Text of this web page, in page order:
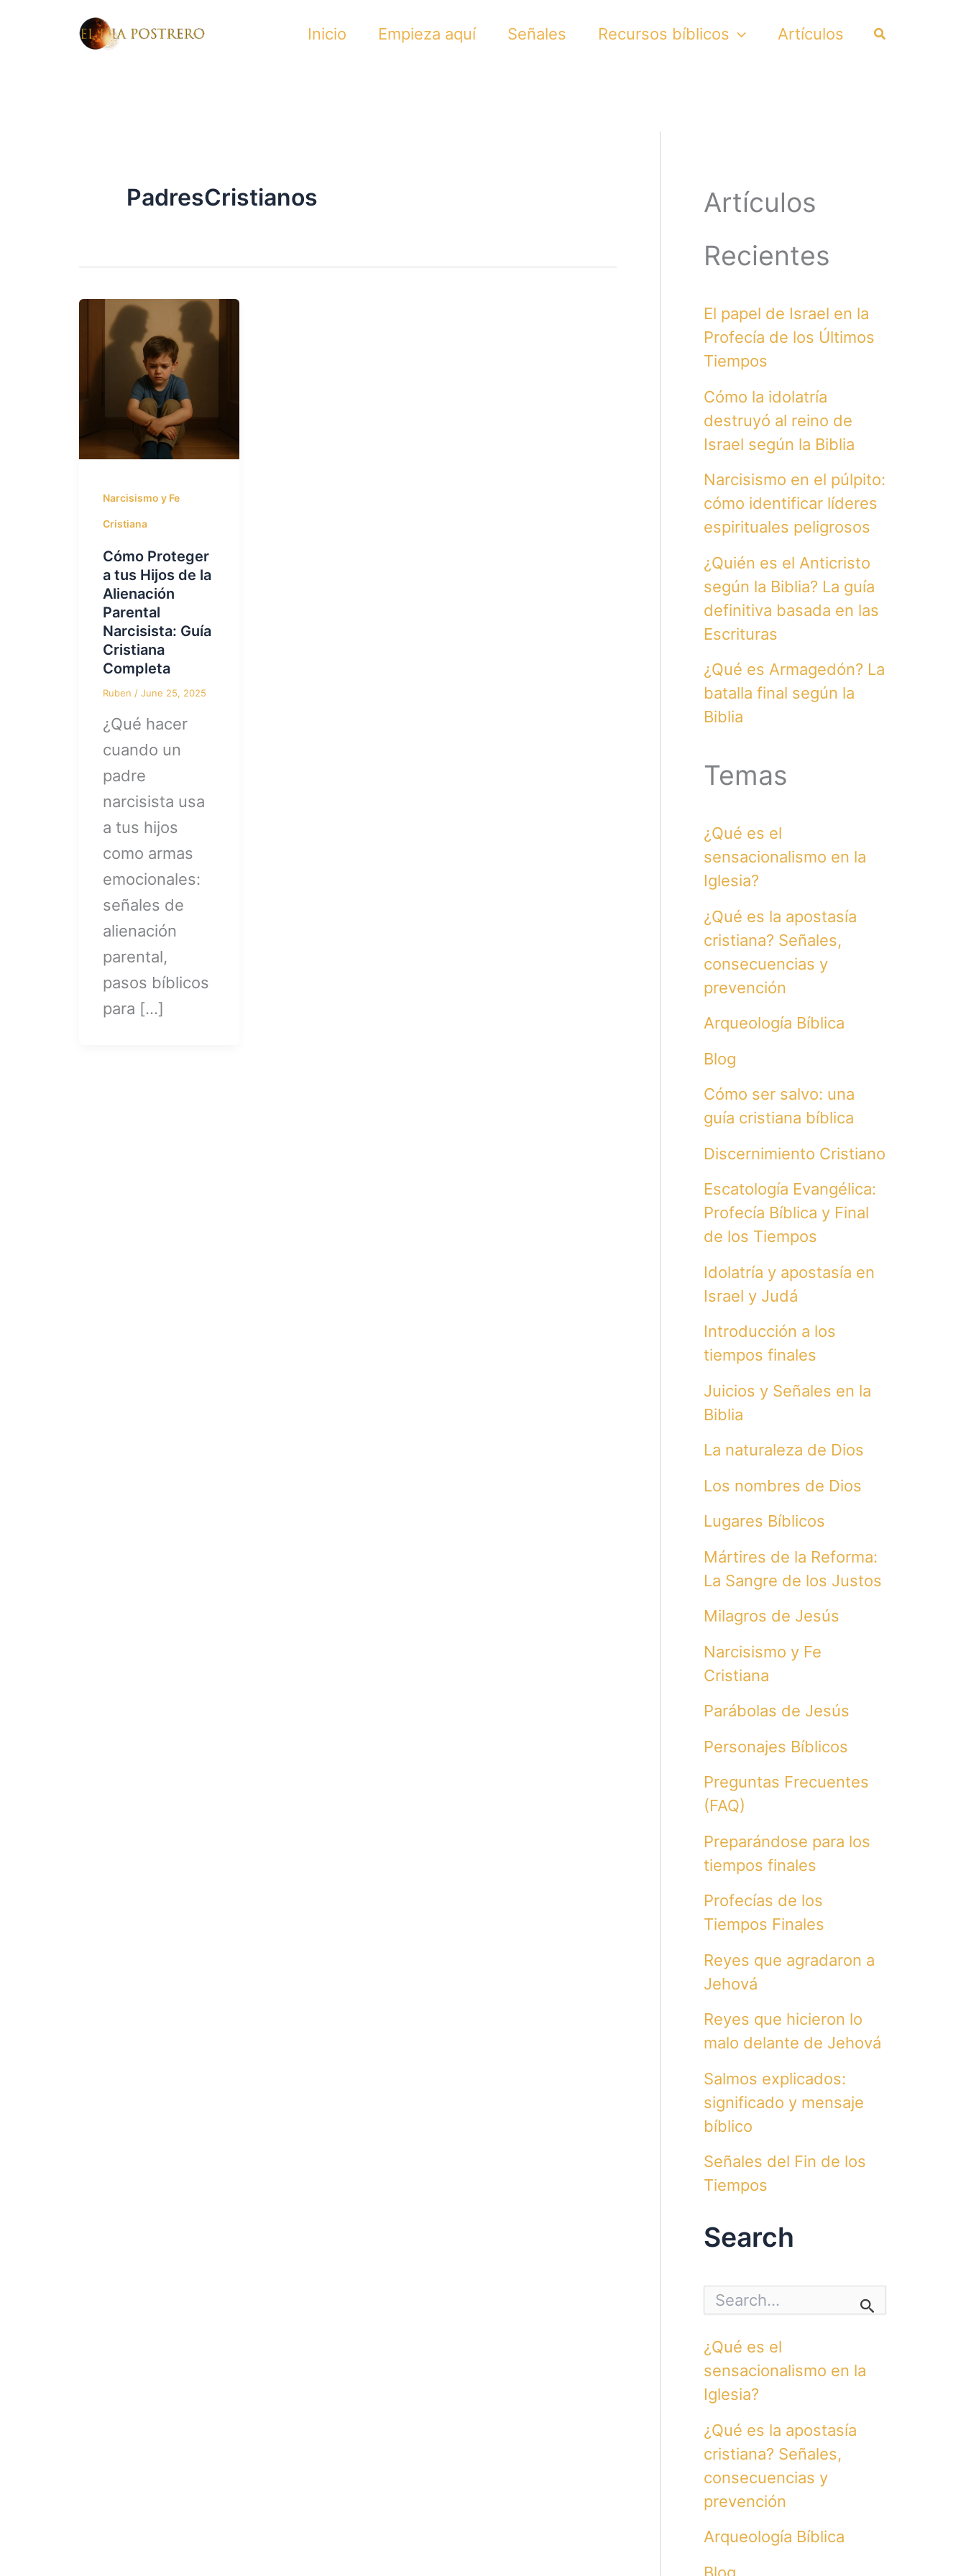
Inicio Empieza aquí Señales Recursos bíblicos Artículos Search
PadresCristianos
Narcisismo y Fe
Cristiana
Cómo Proteger
a tus Hijos de la
Alienación
Parental
Narcisista: Guía
Cristiana
Completa
Ruben / June 25, 2025
¿Qué hacer
cuando un
padre
narcisista usa
a tus hijos
como armas
emocionales:
señales de
alienación
parental,
pasos bíblicos
para […]
Artículos
Recientes
El papel de Israel en la
Profecía de los Últimos
Tiempos
Cómo la idolatría
destruyó al reino de
Israel según la Biblia
Narcisismo en el púlpito:
cómo identificar líderes
espirituales peligrosos
¿Quién es el Anticristo
según la Biblia? La guía
definitiva basada en las
Escrituras
¿Qué es Armagedón? La
batalla final según la
Biblia
Temas
¿Qué es el
sensacionalismo en la
Iglesia?
¿Qué es la apostasía
cristiana? Señales,
consecuencias y
prevención
Arqueología Bíblica
Blog
Cómo ser salvo: una
guía cristiana bíblica
Discernimiento Cristiano
Escatología Evangélica:
Profecía Bíblica y Final
de los Tiempos
Idolatría y apostasía en
Israel y Judá
Introducción a los
tiempos finales
Juicios y Señales en la
Biblia
La naturaleza de Dios
Los nombres de Dios
Lugares Bíblicos
Mártires de la Reforma:
La Sangre de los Justos
Milagros de Jesús
Narcisismo y Fe
Cristiana
Parábolas de Jesús
Personajes Bíblicos
Preguntas Frecuentes
(FAQ)
Preparándose para los
tiempos finales
Profecías de los
Tiempos Finales
Reyes que agradaron a
Jehová
Reyes que hicieron lo
malo delante de Jehová
Salmos explicados:
significado y mensaje
bíblico
Señales del Fin de los
Tiempos
Search
S
c
f
o
¿Qué es el
sensacionalismo en la
Iglesia?
¿Qué es la apostasía
cristiana? Señales,
consecuencias y
prevención
Arqueología Bíblica